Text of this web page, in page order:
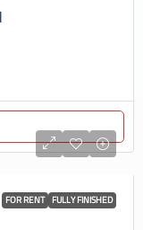
FOR RENT FULLY FINISHED